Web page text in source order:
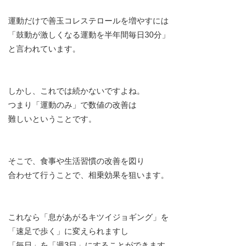
運動だけで善玉コレステロールを増やすには
「鼓動が激しくなる運動を半年間毎日30分」
と言われています。
しかし、これでは続かないですよね。
つまり「運動のみ」で数値の改善は
難しいということです。
そこで、食事や生活習慣の改善を図り
合わせて行うことで、相乗効果を狙います。
これなら「息があがるキツイジョギング」を
「速足で歩く」に変えられますし